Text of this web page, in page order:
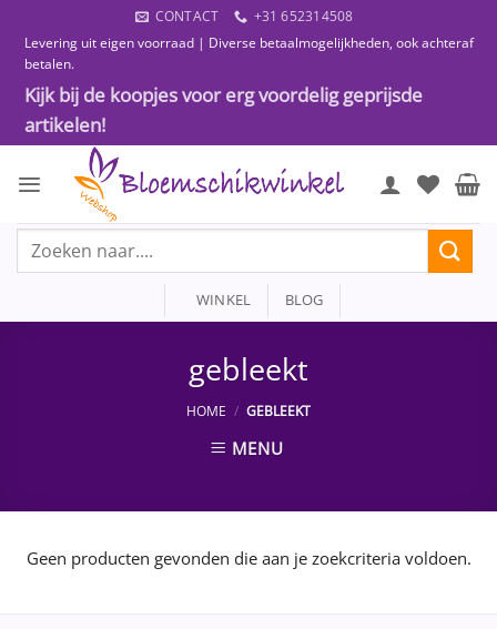
naar
inhoud
CONTACT
+31 652314508
Levering uit eigen voorraad | Diverse betaalmogelijkheden, ook achteraf
betalen.
Kijk bij de koopjes voor erg voordelig geprijsde
artikelen!
Zoeken
WINKEL BLOG
gebleekt
HOME / GEBLEEKT
MENU
Geen producten gevonden die aan je zoekcriteria voldoen.